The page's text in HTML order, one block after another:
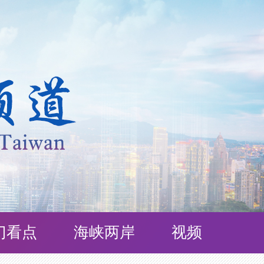
看点 海峡两岸 视频